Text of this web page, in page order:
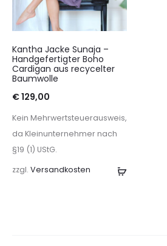
Kantha Jacke Sunaja –
Handgefertigter Boho
Cardigan aus recycelter
Baumwolle
€129,00
Kein Mehrwertsteuerausweis,
da Kleinunternehmer nach
§19 (1) UStG.
zzgl. Versandkosten